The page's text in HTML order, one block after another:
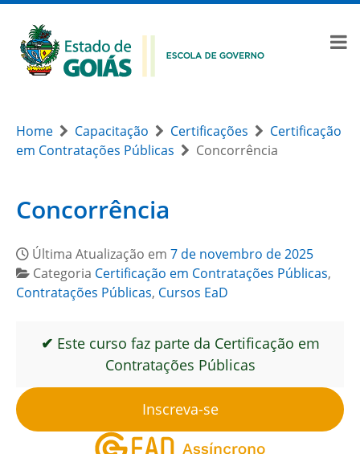
Home Capacitação Certificações
Certificação
em Contratações Públicas
Concorrência
Concorrência
Última Atualização em 7 de novembro de 2025
Categoria Certificação em Contratações Públicas,
Contratações Públicas, Cursos EaD
✔ Este curso faz parte da Certificação em
Contratações Públicas
Inscreva-se